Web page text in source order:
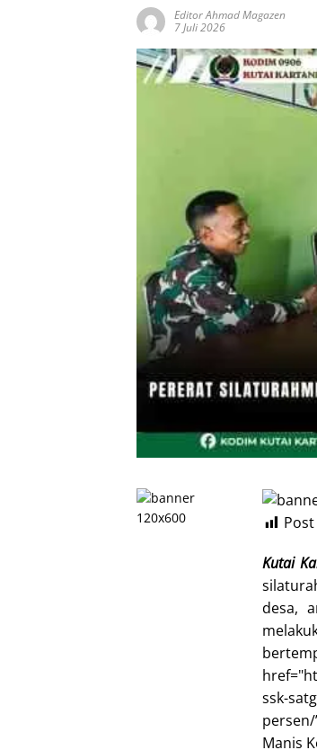
Editor Ahmad Magazen
7 Juli 2026
Post
Kutai
desa,
ssk-
Manis